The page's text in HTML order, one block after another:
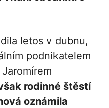
letos v dubnu,
podnikatelem
rodinné štěstí
oznámila